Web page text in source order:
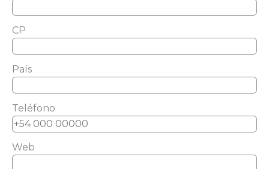
CP
País
Teléfono
Web